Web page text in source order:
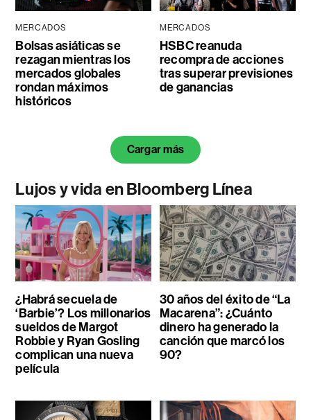
MERCADOS
Bolsas asiáticas se
rezagan mientras los
mercados globales
rondan máximos
históricos
MERCADOS
HSBC reanuda
recompra de acciones
tras superar previsiones
de ganancias
Cargar más
Lujos y vida en Bloomberg Línea
¿Habrá secuela de
‘Barbie’? Los millonarios
sueldos de Margot
Robbie y Ryan Gosling
complican una nueva
película
30 años del éxito de “La
Macarena”: ¿Cuánto
dinero ha generado la
canción que marcó los
90?